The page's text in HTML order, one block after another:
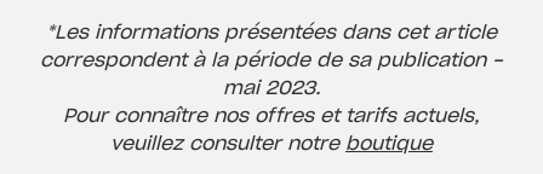
*Les informations présentées dans cet article
correspondent à la période de sa publication -
mai 2023.
Pour connaître nos offres et tarifs actuels,
veuillez consulter notre boutique